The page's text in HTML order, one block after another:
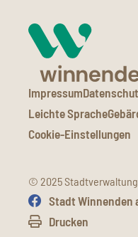
Impressum
Leichte Sprache
Cookie-Einstellungen
© 2025
Stadt Winnenden
Drucken